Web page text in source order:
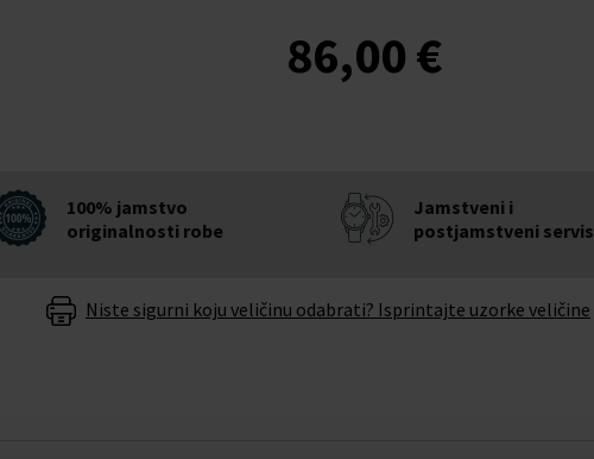
86,00 €
100% jamstvo
originalnosti robe
Jamstveni i
postjamstveni servis
Niste sigurni koju veličinu odabrati? Isprintajte uzorke veličine